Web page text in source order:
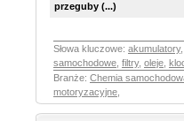
przeguby (...)
Słowa kluczowe: akumulatory,
samochodowe filtry, oleje
Branże: Chemia
motoryzacyjne